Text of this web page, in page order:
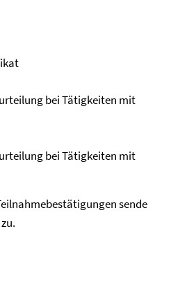
bei Tätigkeiten mit
bei Tätigkeiten mit
sende